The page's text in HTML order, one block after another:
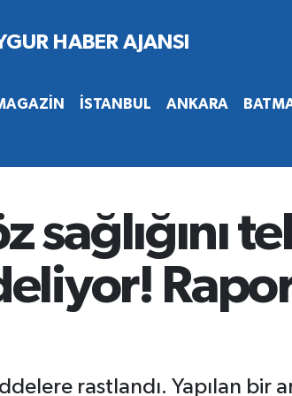
İSTANBUL ANKARA
sağlığını
rastlandı. Yapılan bir